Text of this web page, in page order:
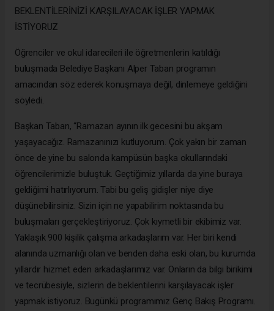
BEKLENTİLERİNİZİ KARŞILAYACAK İŞLER YAPMAK
İSTİYORUZ
Öğrenciler ve okul idarecileri ile öğretmenlerin katıldığı
buluşmada Belediye Başkanı Alper Taban programın
amacından söz ederek konuşmaya değil, dinlemeye geldiğini
söyledi.
Başkan Taban, “Ramazan ayının ilk gecesini bu akşam
yaşayacağız. Ramazanınızı kutluyorum. Çok yakın bir zaman
önce de yine bu salonda kampüsün başka okullarındaki
öğrencilerimizle buluştuk. Geçtiğimiz yıllarda da yine buraya
geldiğimi hatırlıyorum. Tabi bu geliş gidişler niye diye
düşünebilirsiniz. Sizin için ne yapabilirim noktasında bu
buluşmaları gerçekleştiriyoruz. Çok kıymetli bir ekibimiz var.
Yaklaşık 900 kişilik çalışma arkadaşlarım var. Her biri kendi
alanında uzmanlığı olan ve benden daha eski olan, bu kurumda
yıllardır hizmet eden arkadaşlarımız var. Onların da bilgi birikimi
ve tecrübesiyle, sizlerin de beklentilerini karşılayacak işler
yapmak istiyoruz. Bugünkü programımız Genç Bakış Programı.